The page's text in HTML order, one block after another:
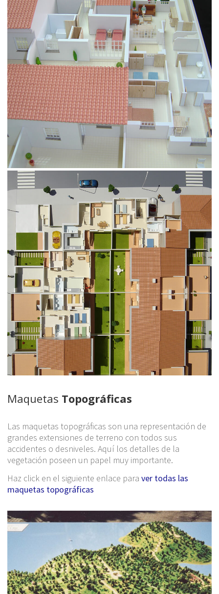
Maquetas Topográficas
Las maquetas topográficas son una representación de
grandes extensiones de terreno con todos sus
accidentes o desniveles. Aquí los detalles de la
vegetación poseen un papel muy importante.
Haz click en el siguiente enlace para ver todas las
maquetas topográficas